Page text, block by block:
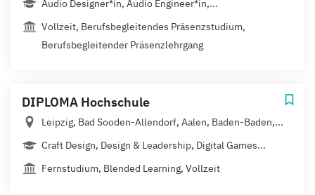
Audio Designer*in, Audio Engineer*in,...
Vollzeit, Berufsbegleitendes Präsenzstudium,
Berufsbegleitender Präsenzlehrgang
DIPLOMA Hochschule
Leipzig, Bad Sooden-Allendorf, Aalen, Baden-Baden,...
Craft Design, Design & Leadership, Digital Games...
Fernstudium, Blended Learning, Vollzeit